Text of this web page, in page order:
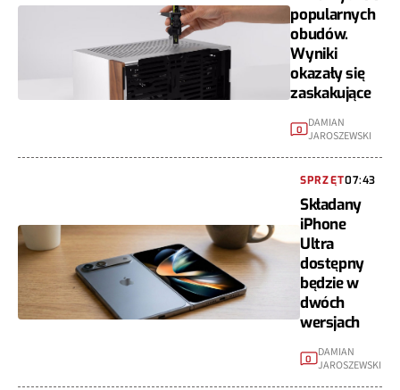
popularnych
obudów.
Wyniki
okazały się
zaskakujące
0
DAMIAN
JAROSZEWSKI
SPRZĘT07:43
Składany
iPhone
Ultra
dostępny
będzie w
dwóch
wersjach
0
DAMIAN
JAROSZEWSKI